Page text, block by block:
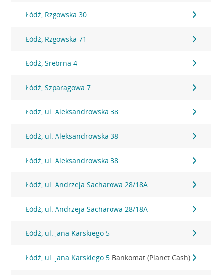
Łódź, Rzgowska 30
Łódź, Rzgowska 71
Łódź, Srebrna 4
Łódź, Szparagowa 7
Łódź, ul. Aleksandrowska 38
Łódź, ul. Aleksandrowska 38
Łódź, ul. Aleksandrowska 38
Łódź, ul. Andrzeja Sacharowa 28/18A
Łódź, ul. Andrzeja Sacharowa 28/18A
Łódź, ul. Jana Karskiego 5
Łódź, ul. Jana Karskiego 5 Bankomat (Planet Cash)